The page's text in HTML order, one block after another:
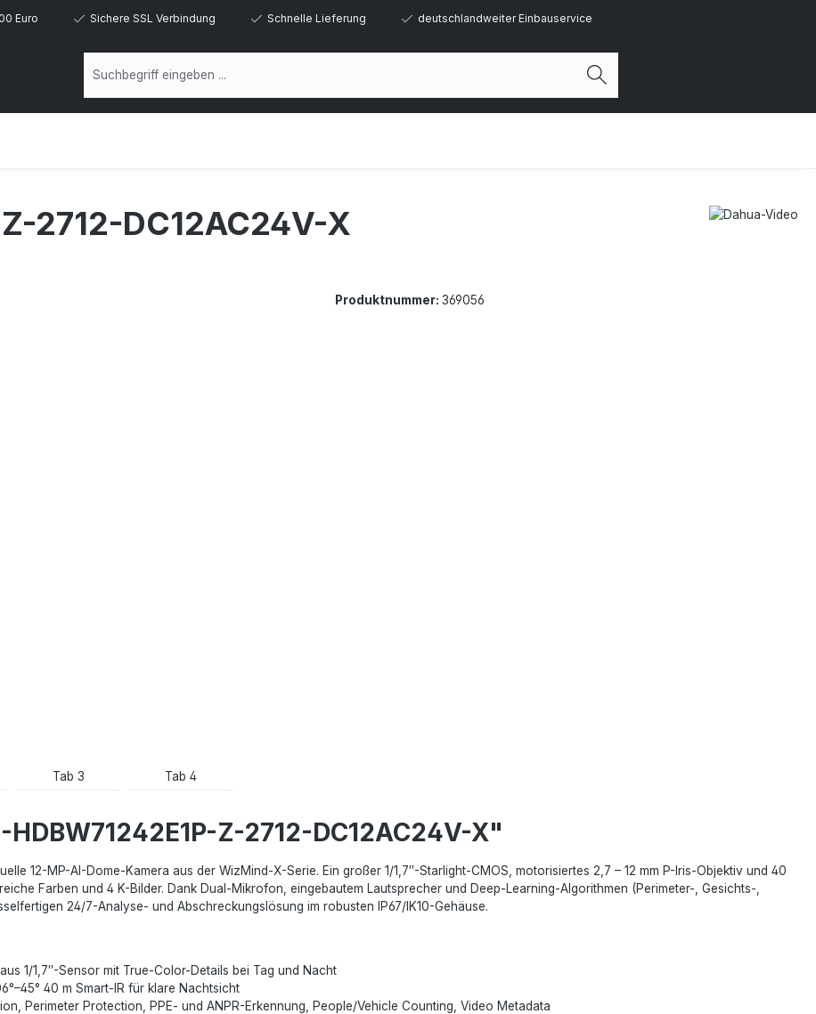
Euro Sichere SSL Verbindung Schnelle Lieferung deutschlandweiter Einbauservice
2712-DC12AC24V-X
Produktnummer: 369056
Tab 3 Tab 4
Z-2712-DC12AC24V-X"
12-MP-AI-Dome-Kamera aus der WizMind-X-Serie. Ein großer 1/1,7″-Starlight-CMOS, motor­isiertes 2,7 – 12 mm P-Iris-Objektiv und 40
Farben und 4 K-Bilder. Dank Dual-Mikrofon, eingebautem Laut­sprecher und Deep-Learning-Algorithmen (Perimeter-, Gesichts-,
24/7-Analyse- und Abschreckungs­lösung im robusten IP67/IK10-Gehäuse.
1/1,7″-Sensor mit True-Color-Details bei Tag und Nacht
40 m Smart-IR für klare Nachtsicht
Perimeter Protection, PPE- und ANPR-Erkennung, People/Vehicle Counting, Video Metadata